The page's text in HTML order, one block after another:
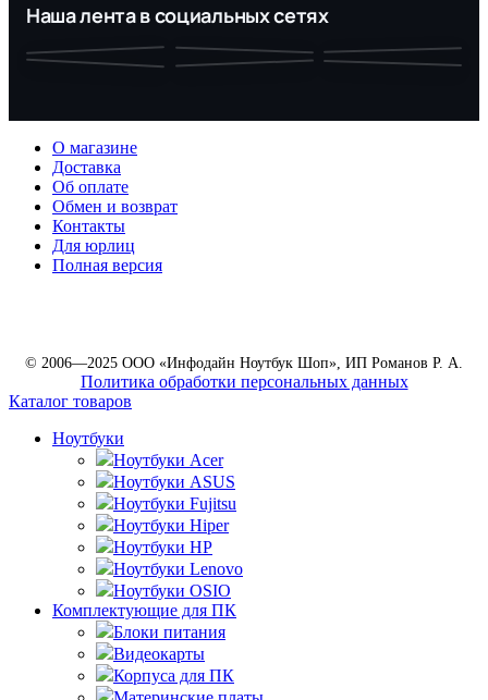
Наша лента в социальных сетях
О магазине
Доставка
Об оплате
Обмен и возврат
Контакты
Для юрлиц
Полная версия
© 2006—2025 ООО «Инфодайн Ноутбук Шоп», ИП Романов Р. А.
Политика обработки персональных данных
Каталог товаров
Ноутбуки
Ноутбуки Acer
Ноутбуки ASUS
Ноутбуки Fujitsu
Ноутбуки Hiper
Ноутбуки HP
Ноутбуки Lenovo
Ноутбуки OSIO
Комплектующие для ПК
Блоки питания
Видеокарты
Корпуса для ПК